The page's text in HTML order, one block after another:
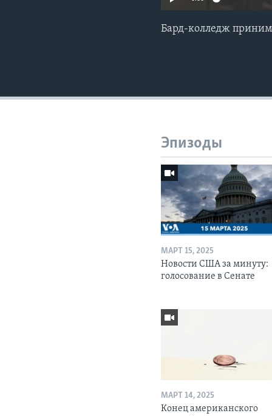
Бард-колледж
Эпизоды
МАРТ 15, 2025
Новости США за минуту:
голосование в Сенате
МАРТ 14, 2025
Конец американского